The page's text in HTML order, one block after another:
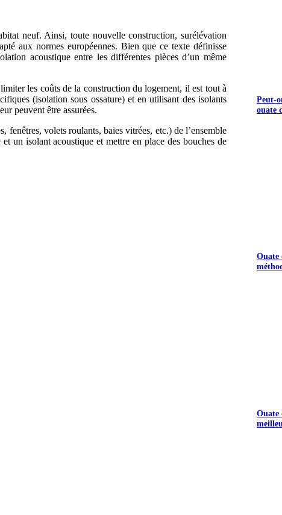
neuf. Ainsi, toute nouvelle construction, surélévation
aux normes européennes. Bien que ce texte définisse
acoustique entre les différentes pièces d’un même
les coûts de la construction du logement, il est tout à
(isolation sous ossature) et en utilisant des isolants
peuvent être assurées.
fenêtres, volets roulants, baies vitrées, etc.) de l’ensemble
un isolant acoustique et mettre en place des bouches de
Peut-
ouate
Ouate
Ouate